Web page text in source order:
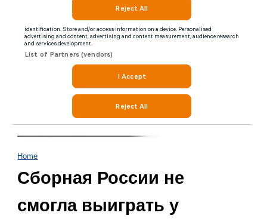
Home
Сборная России не
смогла выиграть у